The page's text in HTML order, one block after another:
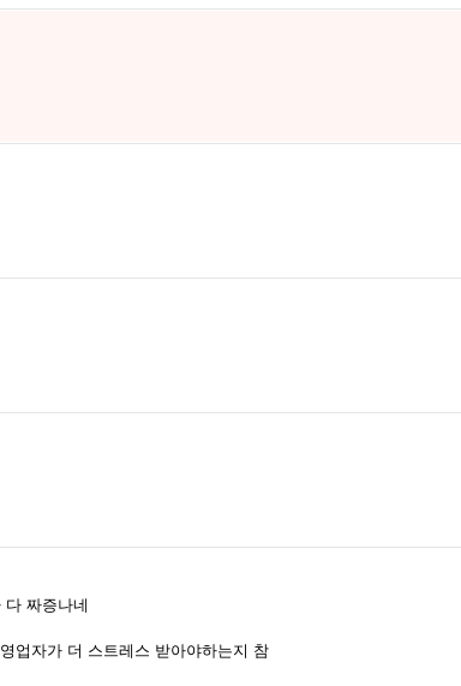
짜증나네
업자가 더 스트레스 받아야하는지 참